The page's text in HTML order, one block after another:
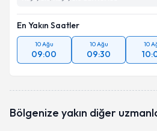
Takvim
En Yakın Saatler
10 Ağu
09:00
10 Ağu
09:30
10
Bölgenize yakın diğer